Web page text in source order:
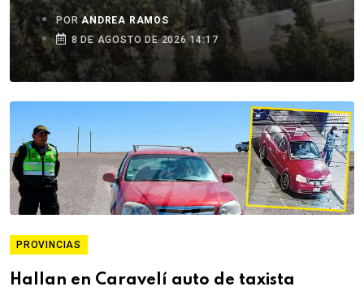
PORANDREA RAMOS
8 DE AGOSTO DE 2026 14:17
PROVINCIAS
Hallan en Caravelí auto de taxista